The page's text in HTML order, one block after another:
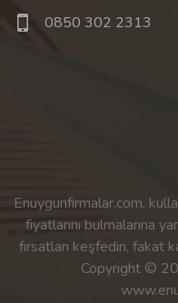
0850 302 2313
Enuygunfirmalar.com,
fiyatlarını bulmalarına
fırsatları keşfedin, fakat
Copyright ©